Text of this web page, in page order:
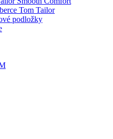
Tom Tailor
podložky